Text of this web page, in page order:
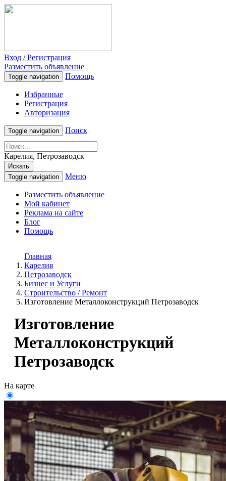
Вход / Регистрация
Разместить объявление
Toggle navigation Помощь
Избранные
Регистрация
Авторизация
Toggle navigation Поиск
Карелия, Петрозаводск
Искать
Toggle navigation
Меню
Разместить объявление
Мой кабинет
Реклама на сайте
Блог
Помощь
Главная
Карелия
Петрозаводск
Бизнес и Услуги
Строительство / Ремонт
Изготовление Металлоконструкций Петрозаводск
Изготовление
Металлоконструкций
Петрозаводск
На карте